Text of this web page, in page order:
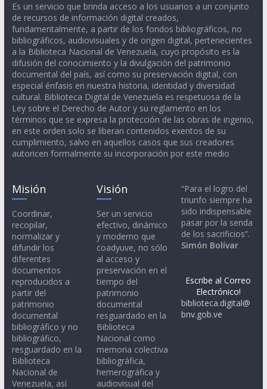
Es un servicio que brinda acceso a los usuarios a un conjunto
de recursos de información digital creados,
fundamentalmente, a partir de los fondos bibliográficos, no
bibliográficos, audiovisuales y de origen digital, pertenecientes
a la Biblioteca Nacional de Venezuela, cuyo propósito es la
difusión del conocimiento y la divulgación del patrimonio
documental del país, así como su preservación digital, con
especial énfasis en nuestra historia, identidad y diversidad
cultural. Biblioteca Digital de Venezuela es respetuosa de la
Ley sobre el Derecho de Autor y su reglamento en los
términos que se expresa la protección de las obras de ingenio,
en este orden solo se liberan contenidos exentos de su
cumplimiento, salvo en aquellos casos que sus creadores
autoricen formalmente su incorporación por este medio
Misión
Coordinar,
recopilar,
normalizar y
difundir los
diferentes
documentos
reproducidos a
partir del
patrimonio
documental
bibliográfico y no
bibliográfico,
resguardado en la
Biblioteca
Nacional de
Venezuela, así
Visión
Ser un servicio
efectivo, dinámico
y moderno que
coadyuve, no sólo
al acceso y
preservación en el
tiempo del
patrimonio
documental
resguardado en la
Biblioteca
Nacional como
memoria colectiva
bibliográfica,
hemerográfica y
audiovisual del
“Para el logro del
triunfo siempre ha
sido indispensable
pasar por la senda
de los sacrificios”.
Simón Bolívar
Escribe al Correo
Electrónico!
biblioteca.digital@
bnv.gob.ve